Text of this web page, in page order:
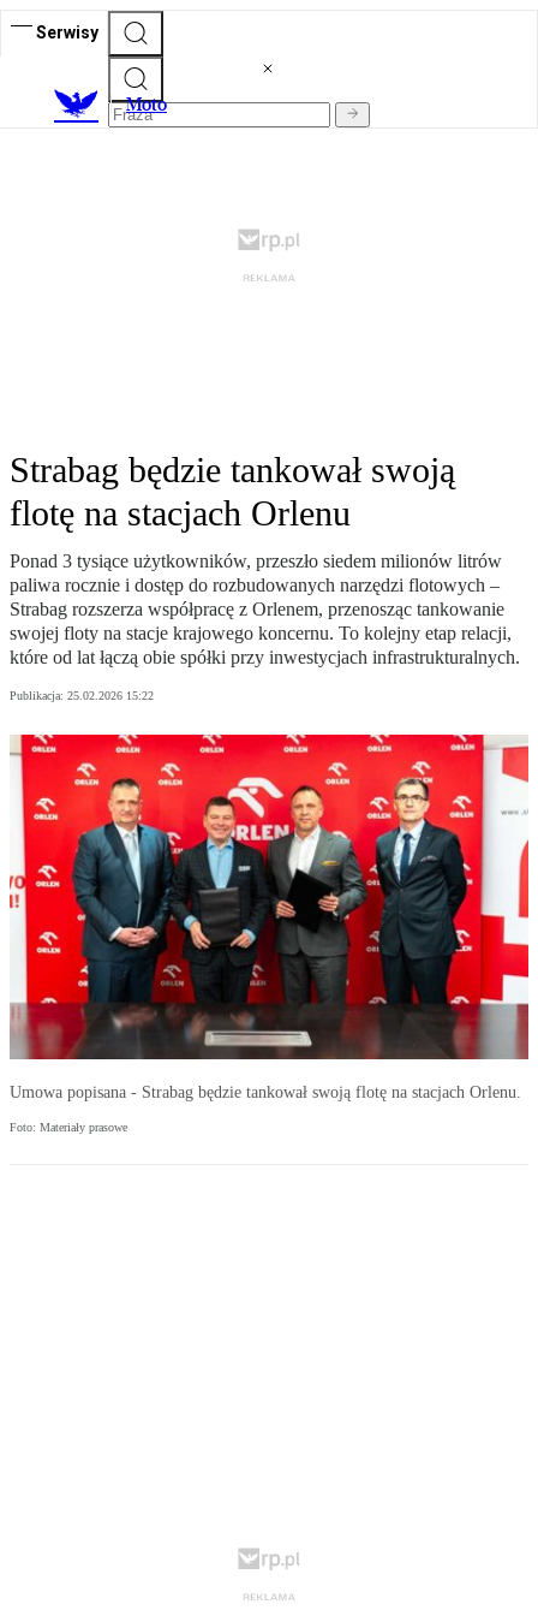
Serwisy
Moto
Strabag będzie tankował swoją
flotę na stacjach Orlenu
Ponad 3 tysiące użytkowników, przeszło siedem milionów litrów
paliwa rocznie i dostęp do rozbudowanych narzędzi flotowych –
Strabag rozszerza współpracę z Orlenem, przenosząc tankowanie
swojej floty na stacje krajowego koncernu. To kolejny etap relacji,
które od lat łączą obie spółki przy inwestycjach infrastrukturalnych.
Publikacja: 25.02.2026 15:22
Umowa popisana - Strabag będzie tankował swoją flotę na stacjach Orlenu.
Foto: Materiały prasowe